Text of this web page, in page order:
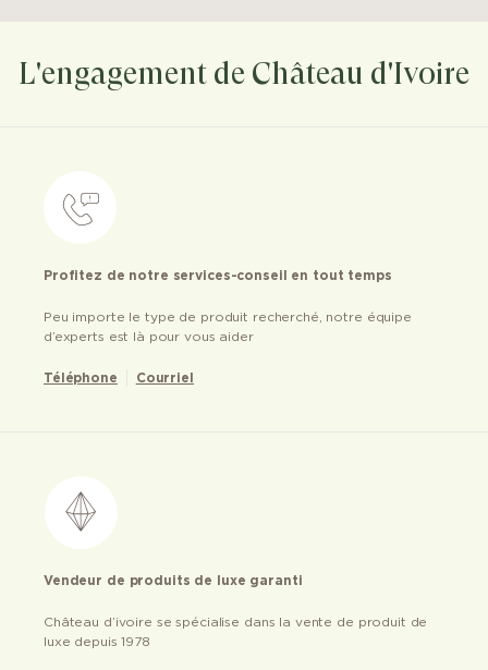
L'engagement de Château d'Ivoire
Profitez de notre services-conseil en tout temps
Peu importe le type de produit recherché, notre équipe
d’experts est là pour vous aider
Téléphone Courriel
Vendeur de produits de luxe garanti
Château d’ivoire se spécialise dans la vente de produit de
luxe depuis 1978